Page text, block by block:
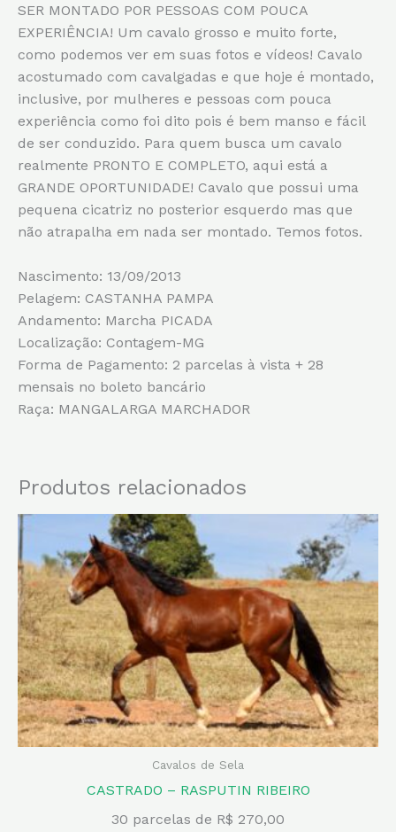
SER MONTADO POR PESSOAS COM POUCA
EXPERIÊNCIA! Um cavalo grosso e muito forte,
como podemos ver em suas fotos e vídeos! Cavalo
acostumado com cavalgadas e que hoje é montado,
inclusive, por mulheres e pessoas com pouca
experiência como foi dito pois é bem manso e fácil
de ser conduzido. Para quem busca um cavalo
realmente PRONTO E COMPLETO, aqui está a
GRANDE OPORTUNIDADE! Cavalo que possui uma
pequena cicatriz no posterior esquerdo mas que
não atrapalha em nada ser montado. Temos fotos.
Nascimento: 13/09/2013
Pelagem: CASTANHA PAMPA
Andamento: Marcha PICADA
Localização: Contagem-MG
Forma de Pagamento: 2 parcelas à vista + 28
mensais no boleto bancário
Raça: MANGALARGA MARCHADOR
Produtos relacionados
Cavalos de Sela
CASTRADO – RASPUTIN RIBEIRO
30 parcelas de R$ 270,00